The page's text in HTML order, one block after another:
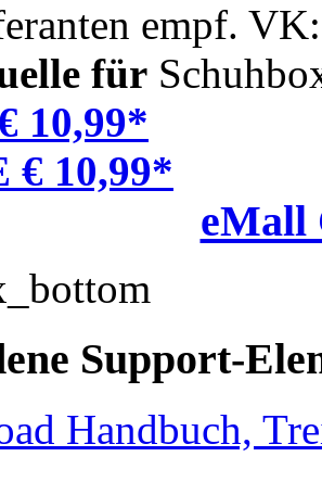
empf.
für
10,99*
€ 10,99*
eMall
Support-
Handbuch,